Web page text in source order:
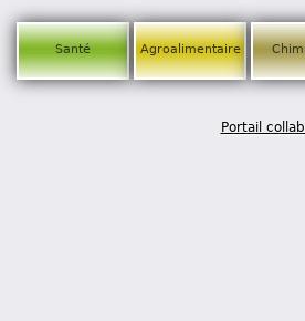
Santé Agroalimentaire
Portail